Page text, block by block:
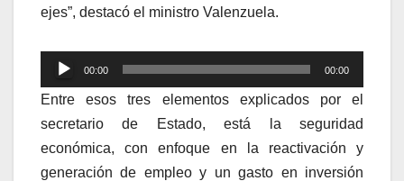
ejes”, destacó el ministro Valenzuela.
Reproductor
de
00:00 00:00
Entre esos tres elementos explicados por el
secretario de Estado, está la seguridad
económica, con enfoque en la reactivación y
generación de empleo y un gasto en inversión